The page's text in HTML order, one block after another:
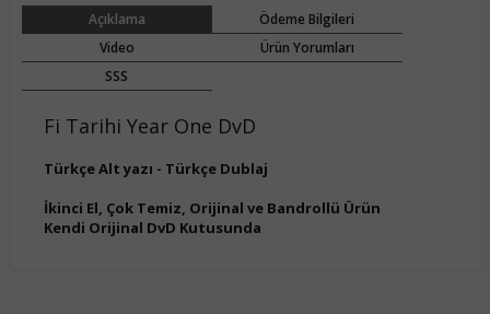
Açıklama
Ödeme Bilgileri
Video
Ürün Yorumları
SSS
Fi Tarihi Year One DvD
Türkçe Alt yazı - Türkçe Dublaj
İkinci El, Çok Temiz, Orijinal ve Bandrollü Ürün
Kendi Orijinal DvD Kutusunda